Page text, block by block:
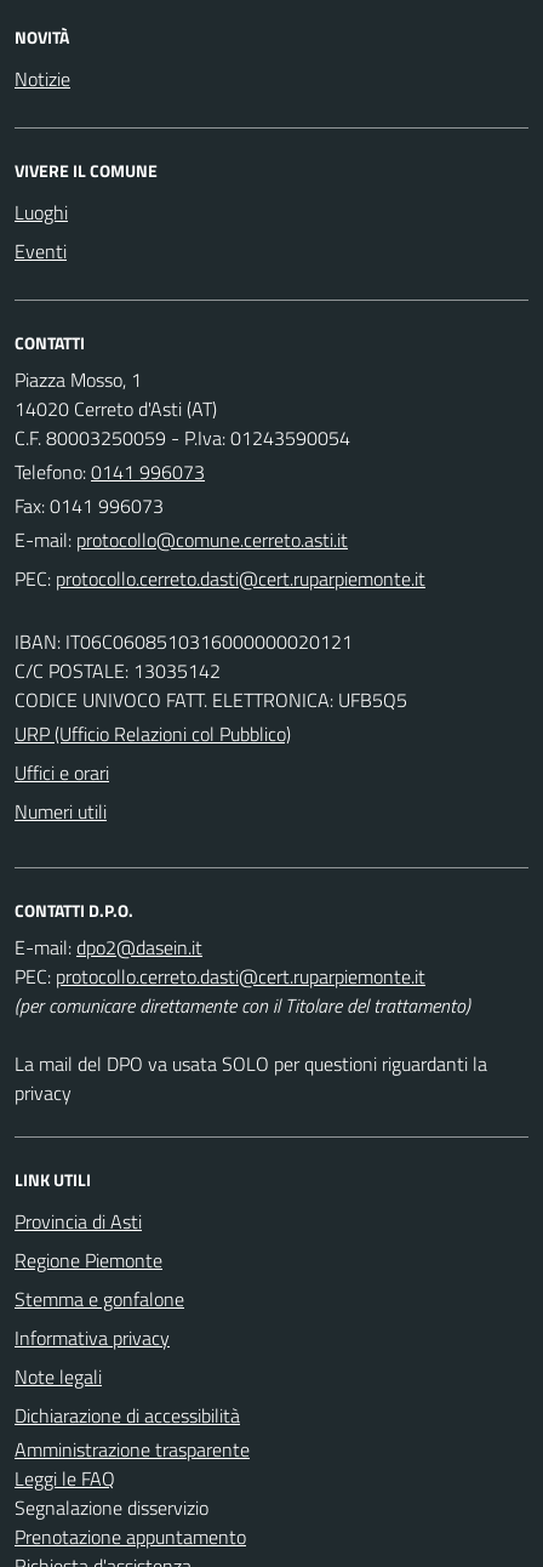
NOVITÀ
Notizie
VIVERE IL COMUNE
Luoghi
Eventi
CONTATTI
Piazza Mosso, 1
14020 Cerreto d'Asti (AT)
C.F. 80003250059 - P.Iva: 01243590054
Telefono:0141 996073
Fax: 0141 996073
E-mail:
PEC:
IBAN: IT06C0608510316000000020121
C/C POSTALE: 13035142
CODICE UNIVOCO FATT. ELETTRONICA: UFB5Q5
URP (Ufficio Relazioni col Pubblico)
Uffici e orari
Numeri utili
CONTATTI D.P.O.
E-mail:
PEC:
(per comunicare direttamente con il Titolare del trattamento)
La mail del DPO va usata SOLO per questioni riguardanti la
privacy
LINK UTILI
Provincia di Asti
Regione Piemonte
Stemma e gonfalone
Informativa privacy
Note legali
Dichiarazione di accessibilità
Amministrazione trasparente
Leggi le FAQ
Segnalazione disservizio
Prenotazione appuntamento